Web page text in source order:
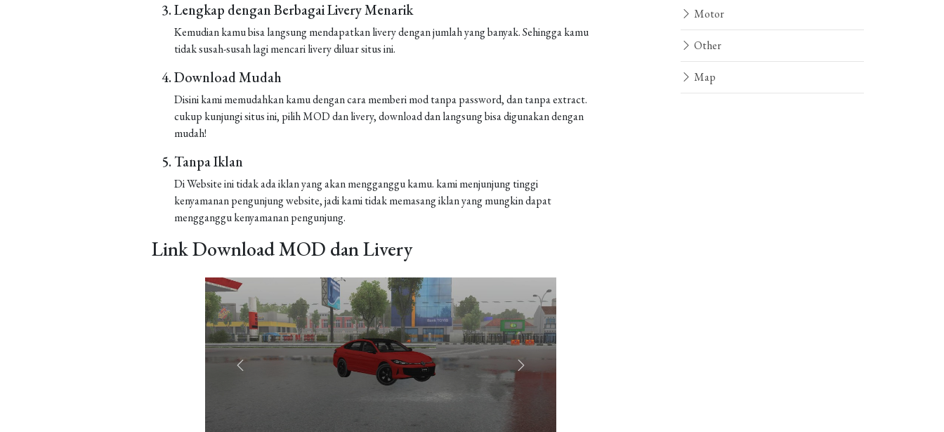
Lengkap dengan Berbagai Livery Menarik
Kemudian kamu bisa langsung mendapatkan livery dengan jumlah yang banyak. Sehingga kamu
tidak susah-susah lagi mencari livery diluar situs ini.
Download Mudah
Disini kami memudahkan kamu dengan cara memberi mod tanpa password, dan tanpa extract.
cukup kunjungi situs ini, pilih MOD dan livery, download dan langsung bisa digunakan dengan
mudah!
Tanpa Iklan
Di Website ini tidak ada iklan yang akan mengganggu kamu. kami menjunjung tinggi
kenyamanan pengunjung website, jadi kami tidak memasang iklan yang mungkin dapat
mengganggu kenyamanan pengunjung.
Link Download MOD dan Livery
Motor
Other
Map